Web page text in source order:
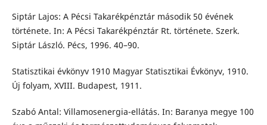
Siptár Lajos: A Pécsi Takarékpénztár második 50 évének
története. In: A Pécsi Takarékpénztár Rt. története. Szerk.
Siptár László. Pécs, 1996. 40–90.
Statisztikai évkönyv 1910 Magyar Statisztikai Évkönyv, 1910.
Új folyam, XVIII. Budapest, 1911.
Szabó Antal: Villamosenergia-ellátás. In: Baranya megye 100